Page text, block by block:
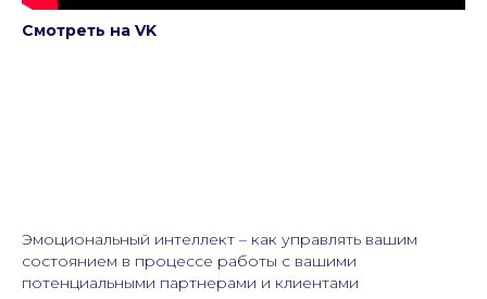
Смотреть на VK
Эмоциональный интеллект – как управлять вашим
состоянием в процессе работы с вашими
потенциальными партнерами и клиентами